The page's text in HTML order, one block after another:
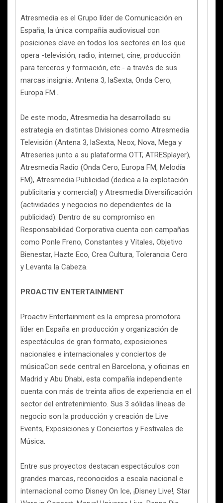
Atresmedia es el Grupo líder de Comunicación en
España, la única compañía audiovisual con
posiciones clave en todos los sectores en los que
opera -televisión, radio, internet, cine, producción
para terceros y formación, etc.- a través de sus
marcas insignia: Antena 3, laSexta, Onda Cero,
Europa FM…
De este modo, Atresmedia ha desarrollado su
estrategia en distintas Divisiones como Atresmedia
Televisión (Antena 3, laSexta, Neox, Nova, Mega y
Atreseries junto a su plataforma OTT, ATRESplayer),
Atresmedia Radio (Onda Cero, Europa FM, Melodía
FM), Atresmedia Publicidad (dedica a la explotación
publicitaria y comercial) y Atresmedia Diversificación
(actividades y negocios no dependientes de la
publicidad). Dentro de su compromiso en
Responsabilidad Corporativa cuenta con campañas
como Ponle Freno, Constantes y Vitales, Objetivo
Bienestar, Hazte Eco, Crea Cultura, Tolerancia Cero
y Levanta la Cabeza.
PROACTIV ENTERTAINMENT
Proactiv Entertainment es la empresa promotora
líder en España en producción y organización de
espectáculos de gran formato, exposiciones
nacionales e internacionales y conciertos de
músicaCon sede central en Barcelona, y oficinas en
Madrid y Abu Dhabi, esta compañía independiente
cuenta con más de treinta años de experiencia en el
sector del entretenimiento. Sus 3 sólidas líneas de
negocio son la producción y creación de Live
Events, Exposiciones y Conciertos y Festivales de
Música.
Entre sus proyectos destacan espectáculos con
grandes marcas, reconocidos a escala nacional e
internacional como Disney On Ice, ¡Disney Live!, Star